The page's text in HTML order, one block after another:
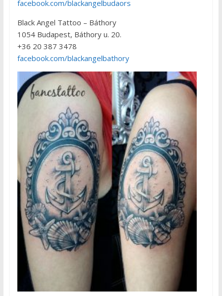
facebook.com/blackangelbudaors
Black Angel Tattoo – Báthory
1054 Budapest, Báthory u. 20.
+36 20 387 3478
facebook.com/blackangelbathory